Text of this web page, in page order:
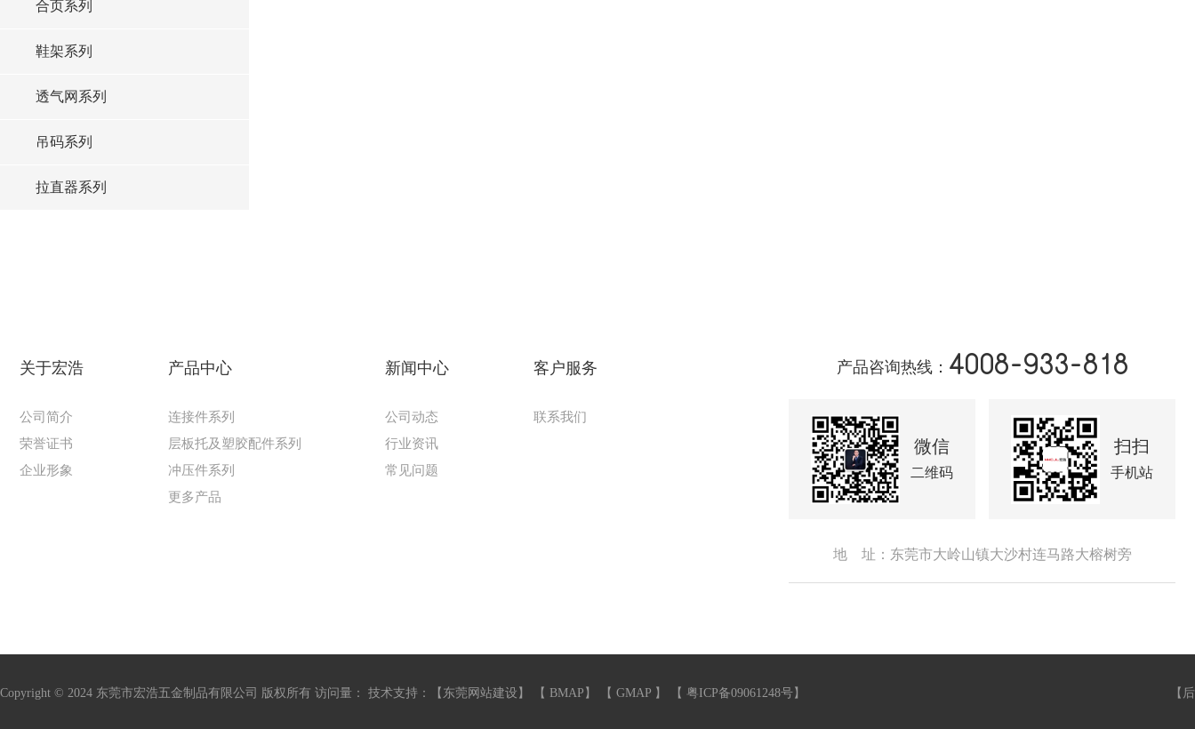
合页系列
鞋架系列
透气网系列
吊码系列
拉直器系列
关于宏浩
公司简介
荣誉证书
企业形象
产品中心
连接件系列
层板托及塑胶配件系列
冲压件系列
更多产品
新闻中心
公司动态
行业资讯
常见问题
客户服务
联系我们
产品咨询热线： 4008-933-818
微信
二维码
扫扫
手机站
地 址：东莞市大岭山镇大沙村连马路大榕树旁
Copyright © 2024 东莞市宏浩五金制品有限公司 版权所有 访问量： 技术支持：【 东莞网站建设 】 【 BMAP 】 【 GMAP 】 【 粤ICP备09061248号 】 【